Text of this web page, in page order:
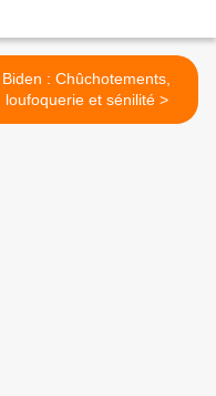
Biden : Chûchotements,
loufoquerie et sénilité >